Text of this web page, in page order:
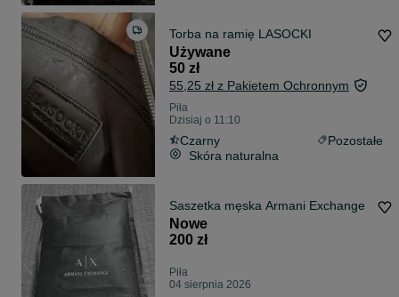
Torba na ramię LASOCKI
Używane
50 zł
55,25 zł z Pakietem Ochronnym
Piła
Dzisiaj o 11:10
Czarny
Pozostałe
Skóra naturalna
Saszetka męska Armani Exchange
Nowe
200 zł
Piła
04 sierpnia 2026